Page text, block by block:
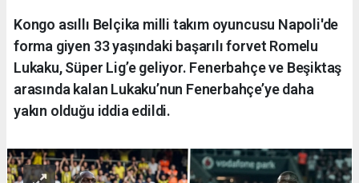
Kongo asıllı Belçika milli takım oyuncusu Napoli'de
forma giyen 33 yaşındaki başarılı forvet Romelu
Lukaku, Süper Lig’e geliyor. Fenerbahçe ve Beşiktaş
arasında kalan Lukaku’nun Fenerbahçe’ye daha
yakın olduğu iddia edildi.